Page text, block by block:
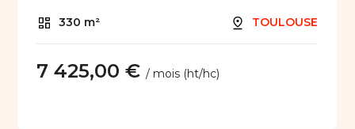
330 m² TOULOUSE
7 425,00 €/ mois (ht/hc)